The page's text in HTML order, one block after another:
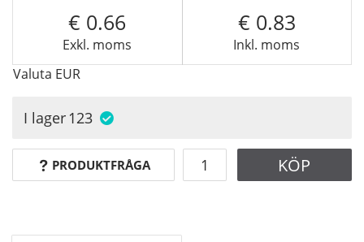
Exkl. moms
0.66
Inkl. moms
0.83
Valuta EUR
I lager 123
PRODUKTFRÅGA KÖP